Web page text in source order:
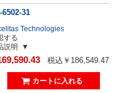
6502-31
Technologies
する
説明
税込￥186,549.47